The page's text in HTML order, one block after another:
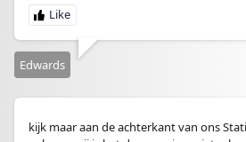
Edwards
kijk maar aan de achterkant van ons